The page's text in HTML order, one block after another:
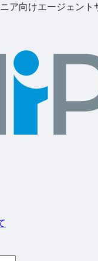
ア向けエージェント